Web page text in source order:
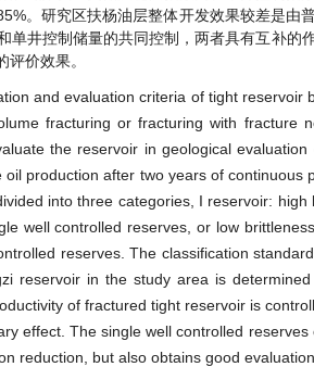
。研究区扶杨油层整体开发效果较差是由
井控制储量的共同控制，两者具有互补的
价效果。
and evaluation criteria of tight reservoir
fracturing or fracturing with fracture
the reservoir in geological
production after two years of continuous
into three categories, I reservoir: high
well controlled reserves, or low
reserves. The classification
reservoir in the study area is
of fractured tight reservoir is
effect. The single well controlled
reduction, but also obtains good